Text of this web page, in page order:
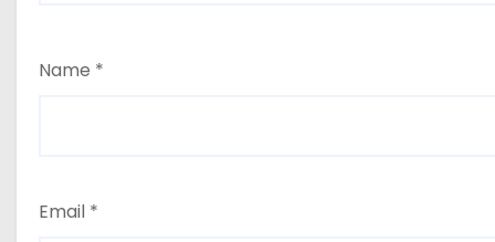
Name *
Email *